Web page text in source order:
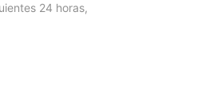
24 horas,